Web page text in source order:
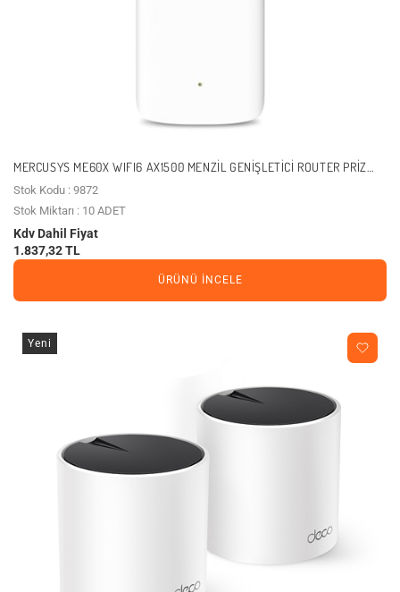
MERCUSYS ME60X WIFI6 AX1500 MENZIL GENIŞLETICI ROUTER PRIZ
TIP
Stok Kodu : 9872
Stok Miktarı : 10 ADET
Kdv Dahil Fiyat
1.837,32 TL
ÜRÜNÜ İNCELE
Yeni